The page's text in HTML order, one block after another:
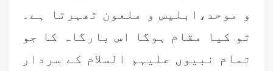
و موحد،ابلیس و ملعون ٹھہرتا ہے۔
تو کیا مقام ہوگا اس بارگاہ کا جو
تمام نبیوں علیہم السلام کے سردار